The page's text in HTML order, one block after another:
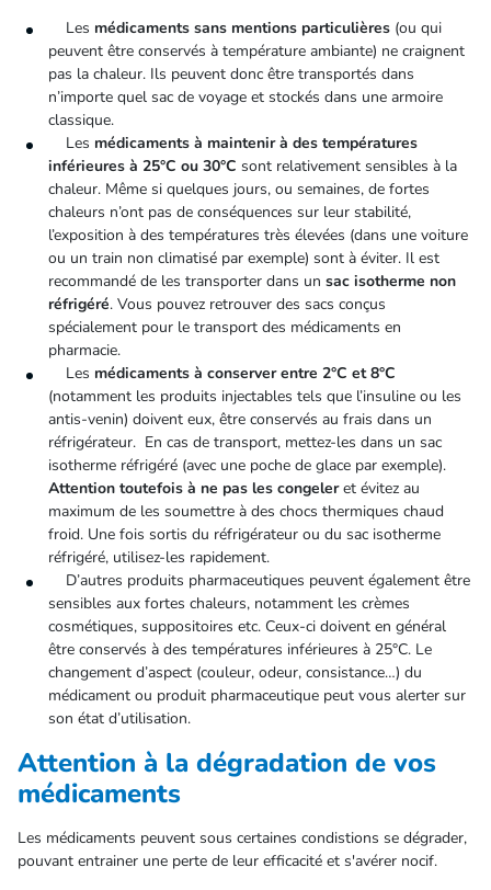
Les médicaments sans mentions particulières (ou qui
peuvent être conservés à température ambiante) ne craignent
pas la chaleur. Ils peuvent donc être transportés dans
n’importe quel sac de voyage et stockés dans une armoire
classique.
Les médicaments à maintenir à des températures
inférieures à 25°C ou 30°C sont relativement sensibles à la
chaleur. Même si quelques jours, ou semaines, de fortes
chaleurs n’ont pas de conséquences sur leur stabilité,
l’exposition à des températures très élevées (dans une voiture
ou un train non climatisé par exemple) sont à éviter. Il est
recommandé de les transporter dans un sac isotherme non
réfrigéré. Vous pouvez retrouver des sacs conçus
spécialement pour le transport des médicaments en
pharmacie.
Les médicaments à conserver entre 2°C et 8°C
(notamment les produits injectables tels que l’insuline ou les
antis-venin) doivent eux, être conservés au frais dans un
réfrigérateur. En cas de transport, mettez-les dans un sac
isotherme réfrigéré (avec une poche de glace par exemple).
Attention toutefois à ne pas les congeleret évitez au
maximum de les soumettre à des chocs thermiques chaud
froid. Une fois sortis du réfrigérateur ou du sac isotherme
réfrigéré, utilisez-les rapidement.
D’autres produits pharmaceutiques peuvent également être
sensibles aux fortes chaleurs, notamment les crèmes
cosmétiques, suppositoires etc. Ceux-ci doivent en général
être conservés à des températures inférieures à 25°C. Le
changement d’aspect (couleur, odeur, consistance…) du
médicament ou produit pharmaceutique peut vous alerter sur
son état d’utilisation.
Attention à la dégradation de vos
médicaments
Les médicaments peuvent sous certaines condistions se dégrader,
pouvant entrainer une perte de leur efficacité et s'avérer nocif.